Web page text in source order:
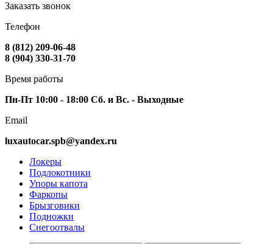
Заказать звонок
Телефон
8 (812) 209-06-48
8 (904) 330-31-70
Время работы
Пн-Пт 10:00 - 18:00 Сб. и Вс. - Выходные
Email
luxautocar.spb@yandex.ru
Локеры
Подлокотники
Упоры капота
Фаркопы
Брызговики
Подножки
Снегоотвалы